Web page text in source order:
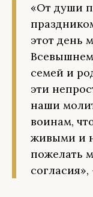
«От души
этот день
семей и
эти
наши
воинам,
живыми и
пожелать